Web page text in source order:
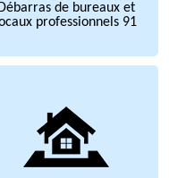
Débarras de bureaux et
professionnels 91